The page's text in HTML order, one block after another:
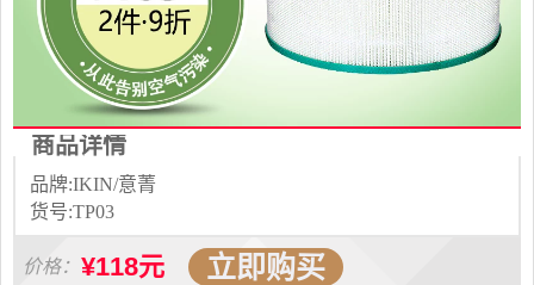
商品详情
品牌:IKIN/意菁
货号:TP03
价格： ¥118元 立即购买